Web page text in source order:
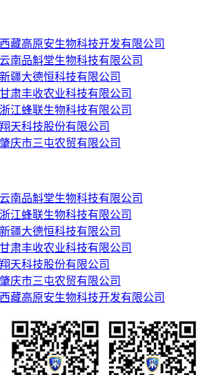
藏高原安生物科技开发有限公司
南品斛堂生物科技有限公司
疆大德恒科技有限公司
肃丰收农业科技有限公司
江蜂联生物科技有限公司
天科技股份有限公司
庆市三屯农贸有限公司
南品斛堂生物科技有限公司
江蜂联生物科技有限公司
疆大德恒科技有限公司
肃丰收农业科技有限公司
天科技股份有限公司
庆市三屯农贸有限公司
藏高原安生物科技开发有限公司